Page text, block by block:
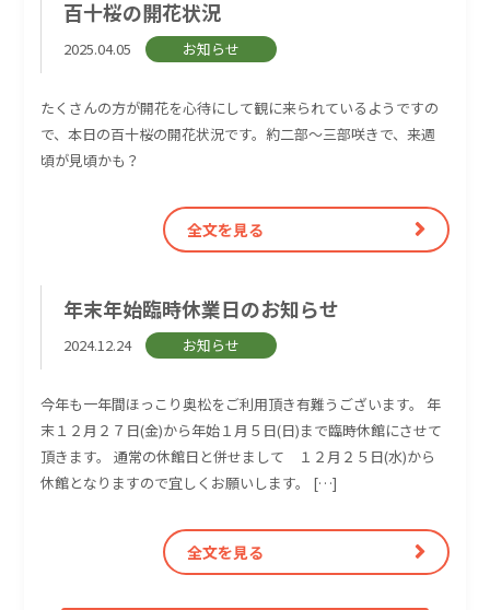
百十桜の開花状況
2025.04.05 お知らせ
たくさんの方が開花を心待にして観に来られているようですの
で、本日の百十桜の開花状況です。約二部～三部咲きで、来週
頃が見頃かも？
全文を見る
年末年始臨時休業日のお知らせ
2024.12.24 お知らせ
今年も一年間ほっこり奥松をご利用頂き有難うございます。 年
末１２月２７日(金)から年始１月５日(日)まで臨時休館にさせて
頂きます。 通常の休館日と併せまして １２月２５日(水)から
休館となりますので宜しくお願いします。 […]
全文を見る